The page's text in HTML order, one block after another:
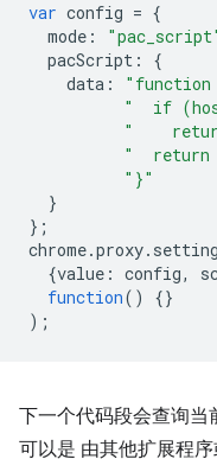
var config = {
mode :
pacScript :
{
data :
"function
"  if
"
"  return
"}"
}
};
chrome.proxy.
{value : config,
function()
{}
);
下一个代码段会查询当
可以是 由其他扩展程